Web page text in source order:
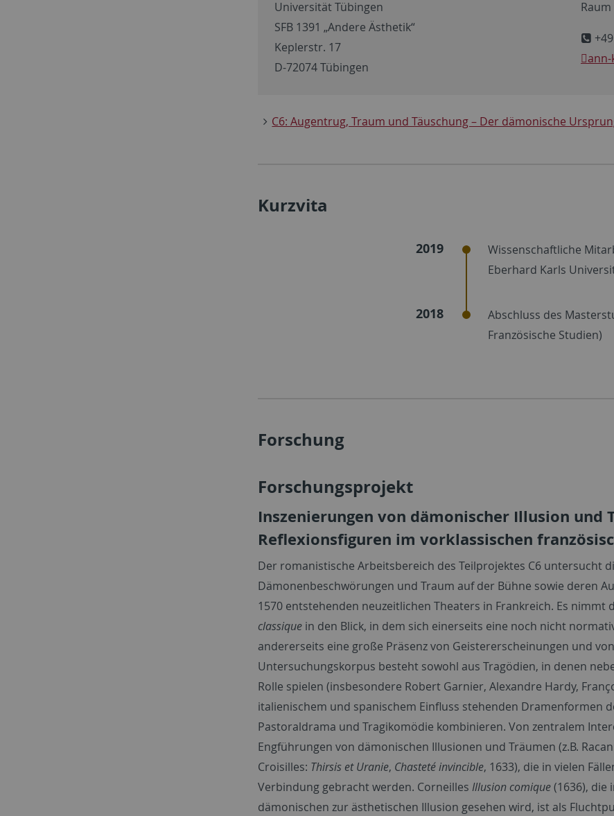
Universität Tübingen
SFB 1391 „Andere Ästhetik“
Keplerstr. 17
D-72074 Tübingen
Raum
C6: Augentrug, Traum und Täuschung – Der dämonische
Kurzvita
2019
Wissenschaftliche
Eberhard Karls
2018
Abschluss des
Französische Studien)
Forschung
Forschungsprojekt
Inszenierungen von dämonischer Illusion und
Reflexionsfiguren im vorklassischen
Der romanistische Arbeitsbereich des Teilprojektes C6 untersucht
Dämonenbeschwörungen und Traum auf der Bühne sowie deren
1570 entstehenden neuzeitlichen Theaters in Frankreich. Es
classique in den Blick, in dem sich einerseits eine noch nicht
andererseits eine große Präsenz von Geistererscheinungen und
Untersuchungskorpus besteht sowohl aus Tragödien, in denen
Rolle spielen (insbesondere Robert Garnier, Alexandre Hardy,
italienischem und spanischem Einfluss stehenden Dramenformen
Pastoraldrama und Tragikomödie kombinieren. Von zentralem
Engführungen von dämonischen Illusionen und Träumen (z.B.
Croisilles: Thirsis et Uranie, Chasteté invincible, 1633), die in vielen
Verbindung gebracht werden. Corneilles Illusion comique(1636), die
dämonischen zur ästhetischen Illusion gesehen wird, ist als